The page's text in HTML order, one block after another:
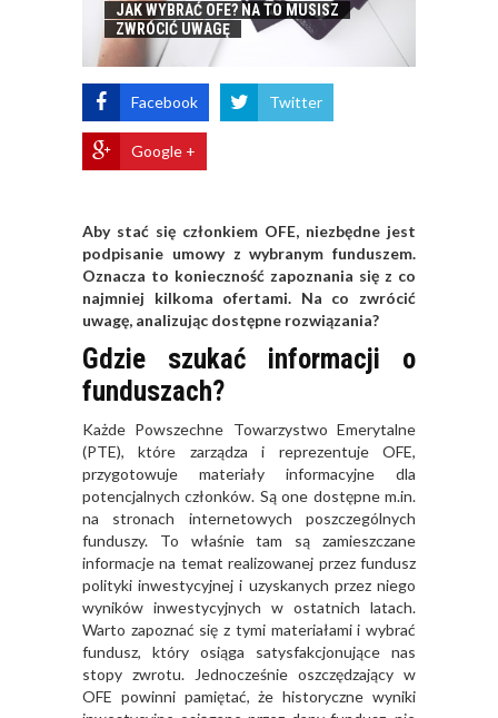
JAK WYBRAĆ OFE? NA TO MUSISZ
ZWRÓCIĆ UWAGĘ
Facebook Twitter
Google +
Aby stać się członkiem OFE, niezbędne jest
podpisanie umowy z wybranym funduszem.
Oznacza to konieczność zapoznania się z co
najmniej kilkoma ofertami. Na co zwrócić
uwagę, analizując dostępne rozwiązania?
Gdzie szukać informacji o
funduszach?
Każde Powszechne Towarzystwo Emerytalne
(PTE), które zarządza i reprezentuje OFE,
przygotowuje materiały informacyjne dla
potencjalnych członków. Są one dostępne m.in.
na stronach internetowych poszczególnych
funduszy. To właśnie tam są zamieszczane
informacje na temat realizowanej przez fundusz
polityki inwestycyjnej i uzyskanych przez niego
wyników inwestycyjnych w ostatnich latach.
Warto zapoznać się z tymi materiałami i wybrać
fundusz, który osiąga satysfakcjonujące nas
stopy zwrotu. Jednocześnie oszczędzający w
OFE powinni pamiętać, że historyczne wyniki